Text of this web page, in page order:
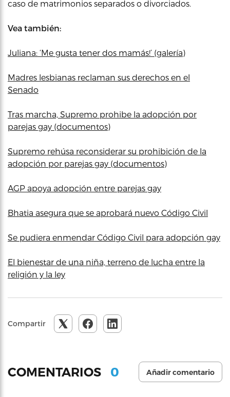
caso de matrimonios separados o divorciados.
Vea también:
Juliana: ‘Me gusta tener dos mamás!’ (galería)
Madres lesbianas reclaman sus derechos en el
Senado
Tras marcha, Supremo prohibe la adopción por
parejas gay (documentos)
Supremo rehúsa reconsiderar su prohibición de la
adopción por parejas gay (documentos)
AGP apoya adopción entre parejas gay
Bhatia asegura que se aprobará nuevo Código Civil
Se pudiera enmendar Código Civil para adopción gay
El bienestar de una niña, terreno de lucha entre la
religión y la ley
Compartir
COMENTARIOS 0 Añadir comentario